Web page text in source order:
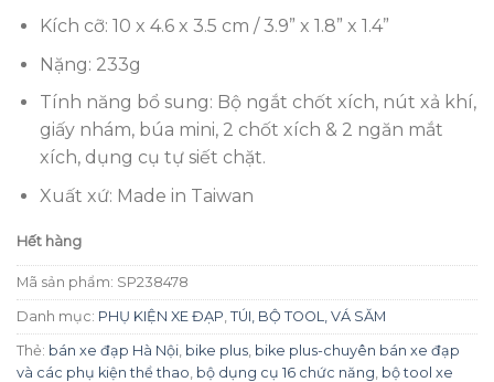
Kích cỡ: 10 x 4.6 x 3.5 cm / 3.9” x 1.8” x 1.4”
Nặng: 233g
Tính năng bổ sung: Bộ ngắt chốt xích, nút xả khí,
giấy nhám, búa mini, 2 chốt xích & 2 ngăn mắt
xích, dụng cụ tự siết chặt.
Xuất xứ: Made in Taiwan
Hết hàng
Mã sản phẩm: SP238478
Danh mục: PHỤ KIỆN XE ĐẠP TÚI, BỘ TOOL, VÁ SĂM
Thẻ: bán xe đạp Hà Nội bike plus bike plus-chuyên bán xe đạp
và các phụ kiện thể thao bộ dụng cụ 16 chức năng bộ tool xe